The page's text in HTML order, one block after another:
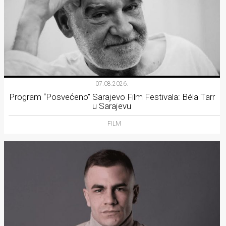
07.08.2026.
Program “Posvećeno” Sarajevo Film Festivala: Béla Tarr
u Sarajevu
FILM